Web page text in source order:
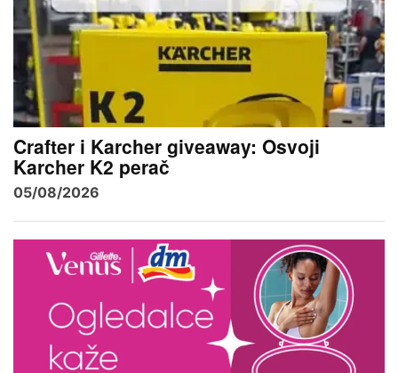
Crafter i Karcher giveaway: Osvoji
Karcher K2 perač
05/08/2026